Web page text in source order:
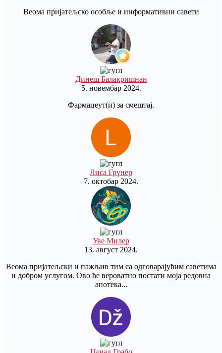
Веома пријатељско особље и информативни савети
Динеш Балакришнан
5. новембар 2024.
Фармацеут(и) за смештај.
Лиса Грүнер
7. октобар 2024.
Уве Милер
13. август 2024.
Веома пријатељски и пажљив тим са одговарајућим саветима
и добром услугом. Ово ће вероватно постати моја редовна
апотека...